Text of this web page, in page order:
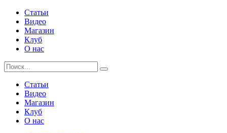
Статьи
Видео
Магазин
Клуб
О нас
Статьи
Видео
Магазин
Клуб
О нас